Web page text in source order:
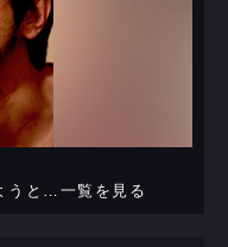
うと…一覧を見る